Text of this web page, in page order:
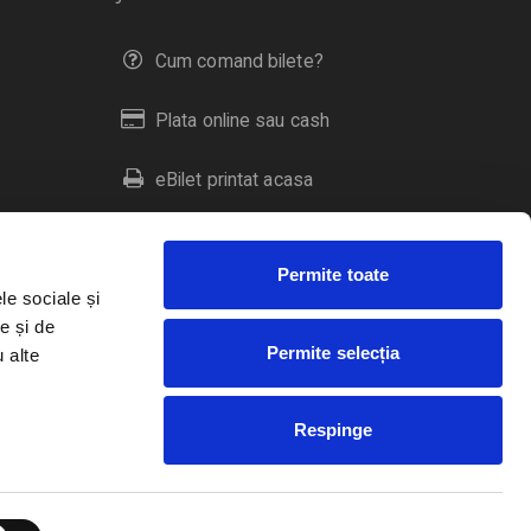
sociale și
și de
alte
Permite toate
Permite selecția
Respinge
Cum comand bilete?
Plata online sau cash
eBilet printat acasa
Livrare prin curier
Duplicare bilete